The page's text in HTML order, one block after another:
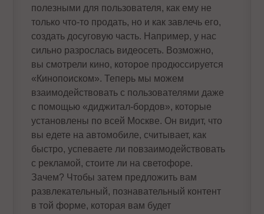
полезными для пользователя, как ему не
только что-то продать, но и как завлечь его,
создать досуговую часть. Например, у нас
сильно разрослась видеосеть. Возможно,
вы смотрели кино, которое продюссируется
«Кинопоиском». Теперь мы можем
взаимодействовать с пользователями даже
с помощью «диджитал-бордов», которые
установлены по всей Москве. Он видит, что
вы едете на автомобиле, считывает, как
быстро, успеваете ли повзаимодействовать
с рекламой, стоите ли на светофоре.
Зачем? Чтобы затем предложить вам
развлекательный, познавательный контент
в той форме, которая вам будет